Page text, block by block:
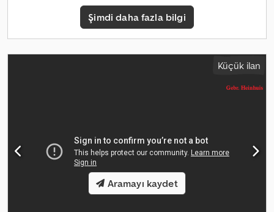
Şimdi daha fazla bilgi
Küçük ilan
Aramayı kaydet